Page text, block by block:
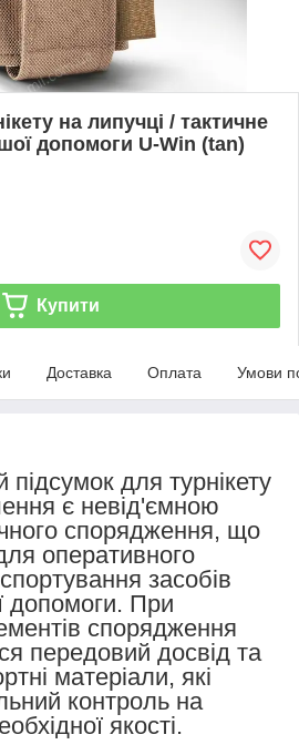
на липучці / тактичне
допомоги U-Win (tan)
Купити
Доставка Оплата Умови
підсумок для турнікету
є невід'ємною
спорядження, що
оперативного
засобів
допомоги. При
спорядження
передовий досвід та
матеріали, які
контроль на
якості.